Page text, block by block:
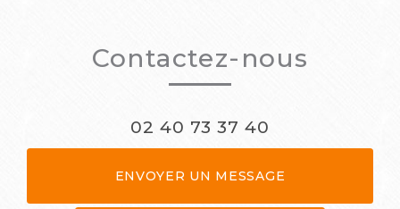
Contactez-nous
02 40 73 37 40
ENVOYER UN MESSAGE